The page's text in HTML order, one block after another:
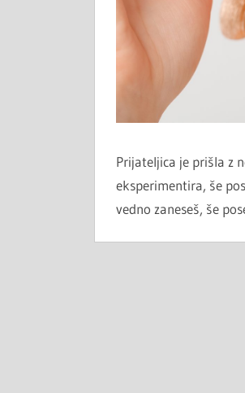
Prijateljica je prišla z
eksperimentira, še
vedno zaneseš, še